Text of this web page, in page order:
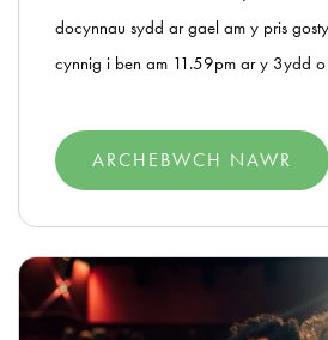
docynnau sydd ar gael am y pris
cynnig i ben am 11.59pm ar y 3ydd
ARCHEBWCH NAWR